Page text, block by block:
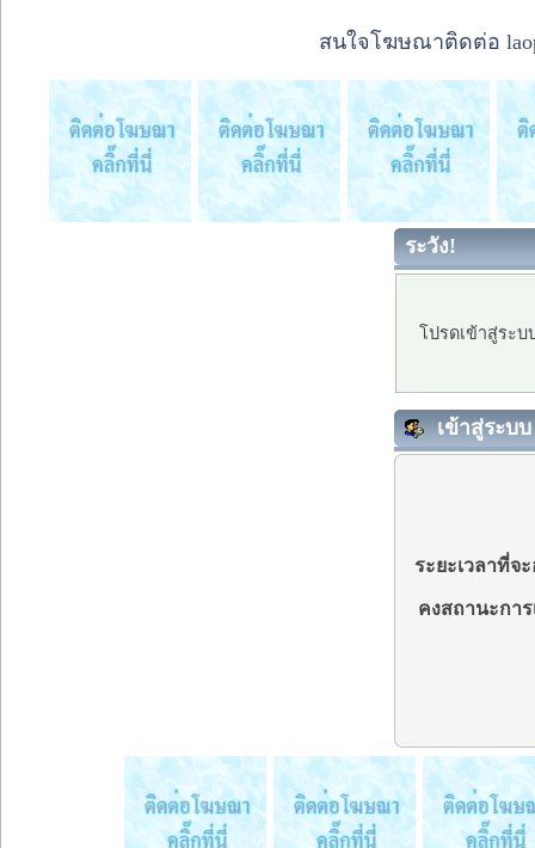
สนใจโฆษณาติดต่อ
ระวัง!
โปรดเข้าสู่ระ
เข้าสู่ระบบ
ระยะเวลาที่จ
คงสถานะกา